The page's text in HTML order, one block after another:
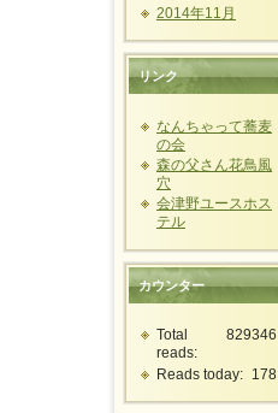
2014年11月
リンク
なんちゃって蕎麦
の会
森の父さん花鳥風
穴
会津野ユースホス
テル
カウンター
829346
Total
reads:
178
Reads today: